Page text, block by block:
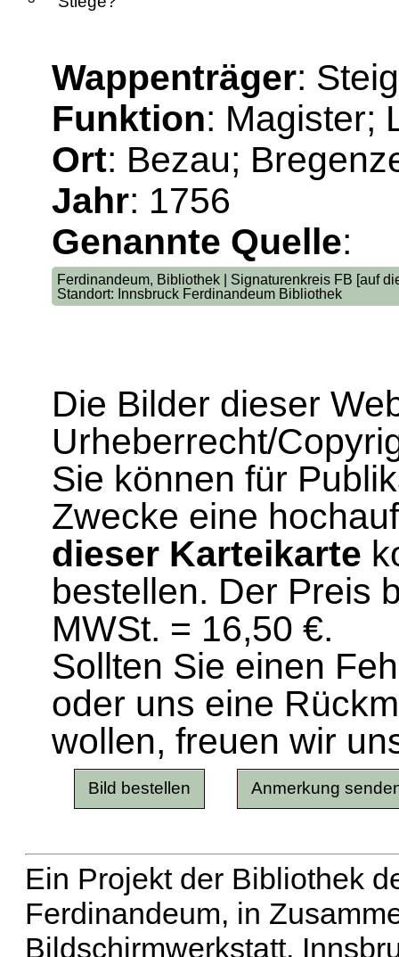
Wappenträger:
Funktion: Magister;
Ort: Bezau;
Jahr: 1756
Genannte Quelle:
Ferdinandeum, Bibliothek | Signaturenkreis FB [auf
Standort: Innsbruck Ferdinandeum Bibliothek
Die Bilder dieser
Urheberrecht/
Sie können für
Zwecke eine
dieser Karteikarte
bestellen. Der Preis
MWSt. = 16,50 €.
Sollten Sie einen
oder uns eine
wollen, freuen wir
Ein Projekt der Bibliothek
Ferdinandeum, in
Bildschirmwerkstatt,